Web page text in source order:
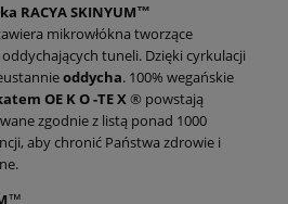
RACYA SKINYUM™
mikrowłókna tworzące
tuneli. Dzięki cyrkulacji
oddycha. 100% wegańskie
OE K O -TE X® powstają
zgodnie z listą ponad 1000
aby chronić Państwa zdrowie i
™